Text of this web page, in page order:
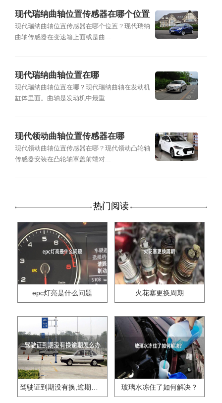
现代瑞纳曲轴位置传感器在哪个位置
现代瑞纳曲轴位置传感器在哪个位置？现代瑞纳
曲轴传感器在变速箱上面或是曲...
现代瑞纳曲轴位置在哪
现代瑞纳曲轴位置在哪？现代瑞纳曲轴在发动机
缸体里面。曲轴是发动机中最重...
现代领动曲轴位置传感器在哪
现代领动曲轴位置传感器在哪？现代领动凸轮轴
传感器安装在凸轮轴罩盖前端对...
热门阅读
epc灯亮是什么问题 火花塞更换周期
驾驶证到期没有换,逾期怎么办?? 玻璃水冻住了如何解决？